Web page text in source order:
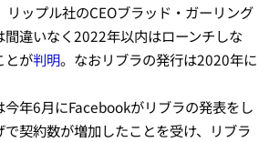
ップル社のCEOブラッド・ガーリング
違いなく2022年以内はローンチしな
とが判明。なおリブラの発行は2020年に
今年6月にFacebookがリブラの発表をし
契約数が増加したことを受け、リブラ